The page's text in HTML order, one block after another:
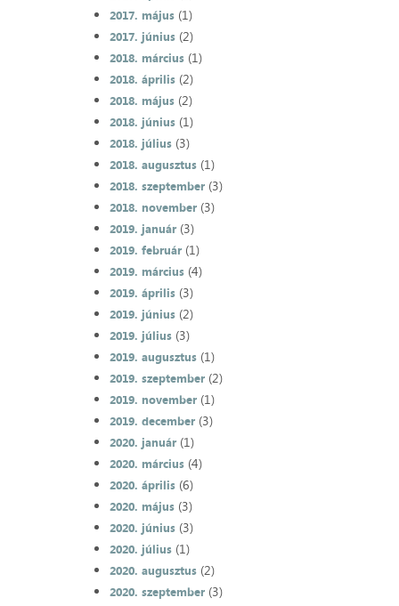
2017. május(1)
2017. június(2)
2018. március(1)
2018. április(2)
2018. május(2)
2018. június(1)
2018. július(3)
2018. augusztus(1)
2018. szeptember(3)
2018. november(3)
2019. január(3)
2019. február(1)
2019. március(4)
2019. április(3)
2019. június(2)
2019. július(3)
2019. augusztus(1)
2019. szeptember(2)
2019. november(1)
2019. december(3)
2020. január(1)
2020. március(4)
2020. április(6)
2020. május(3)
2020. június(3)
2020. július(1)
2020. augusztus(2)
2020. szeptember(3)